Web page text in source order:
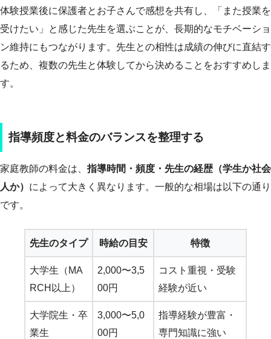
体験授業後に保護者とお子さんで感想を共有し、「また授業を
受けたい」と感じた先生を選ぶことが、長期的なモチベーショ
ン維持にもつながります。先生との相性は成績の伸びに直結す
るため、複数の先生と体験してから決めることをおすすめしま
す。
指導頻度と料金のバランスを整理する
家庭教師の料金は、 指導時間・頻度・先生の経歴（学生か社会
人か） によって大きく異なります。一般的な相場は以下の通り
です。
先生のタイプ 時給の目安 特徴
大学生（MA
RCH以上）
2,000〜3,5
00円
コスト重視・受験
経験が近い
大学院生・卒
業生
3,000〜5,0
00円
指導経験が豊富・
専門知識に強い